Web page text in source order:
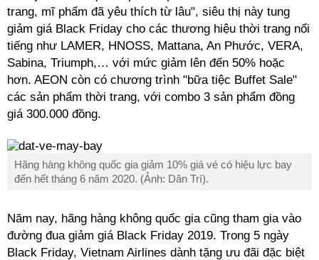
trang, mĩ phẩm đã yêu thích từ lâu", siêu thị này tung
giảm giá Black Friday cho các thương hiệu thời trang nổi
tiếng như LAMER, HNOSS, Mattana, An Phước, VERA,
Sabina, Triumph,… với mức giảm lên đến 50% hoặc
hơn. AEON còn có chương trình "bữa tiệc Buffet Sale"
các sản phẩm thời trang, với combo 3 sản phẩm đồng
giá 300.000 đồng.
Hãng hàng không quốc gia giảm 10% giá vé có hiệu lực bay
đến hết tháng 6 năm 2020. (Ảnh: Dân Trí).
Năm nay, hãng hàng không quốc gia cũng tham gia vào
đường đua giảm giá Black Friday 2019. Trong 5 ngày
Black Friday, Vietnam Airlines dành tặng ưu đãi đặc biệt